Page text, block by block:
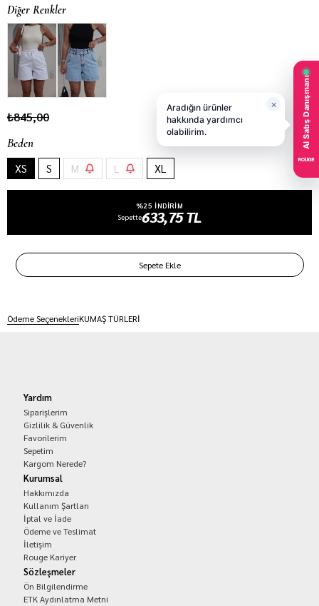
Diğer Renkler
₺845,00
Beden
XS S M L XL
%25 INDIRIM
Sepette633,75 TL
Ödeme SeçenekleriKUMAŞ TÜRLERİ
Yardım
Siparişlerim
Gizlilik & Güvenlik
Favorilerim
Sepetim
Kargom Nerede?
Kurumsal
Hakkımızda
Kullanım Şartları
İptal ve İade
Ödeme ve Teslimat
İletişim
Rouge Kariyer
Sözleşmeler
Ön Bilgilendirme
ETK Aydınlatma Metni